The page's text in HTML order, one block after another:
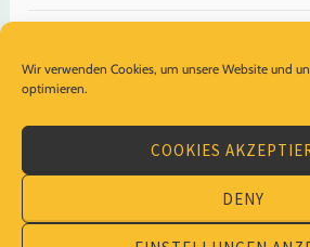
Wir verwenden Cookies, um unsere Website und
optimieren.
COOKIES
DENY
Datenschutzerklärung